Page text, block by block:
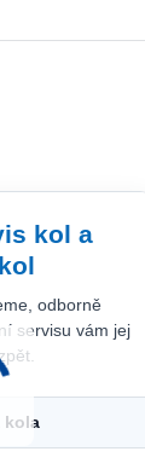
kol a
odborně
servisu vám jej
kola